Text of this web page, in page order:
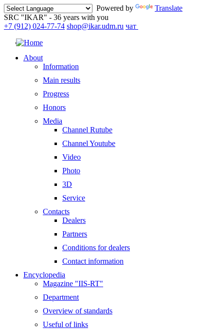
Powered by
Translate
SRC "IKAR" - 36 years with you
+7 (912) 024-77-74 shop@ikar.udm.ru чат
About
Information
Main results
Progress
Honors
Media
Channel Rutube
Channel Youtube
Video
Photo
3D
Service
Contacts
Dealers
Partners
Conditions for dealers
Contact information
Encyclopedia
Magazine "IIS-RT"
Department
Overview of standards
Useful of links